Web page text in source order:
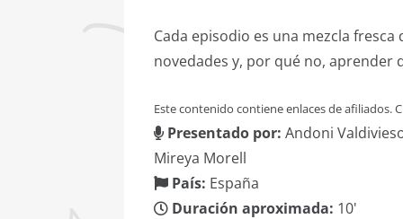
Cada episodio es una mezcla
novedades y, por qué no,
Este contenido contiene enlaces de afiliados.
Presentado por: Andoni
Mireya Morell
País: España
Duración aproximada: 10'